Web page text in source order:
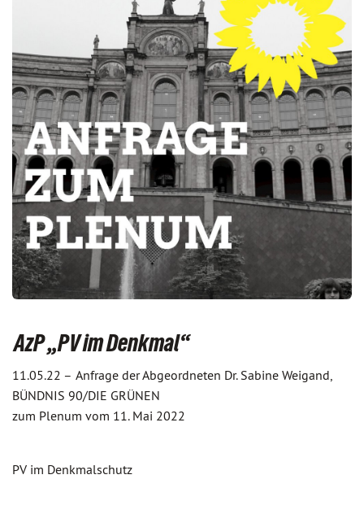
AzP „PV im Denkmal“
11.05.22 – Anfrage der Abgeordneten Dr. Sabine Weigand,
BÜNDNIS 90/DIE GRÜNEN
zum Plenum vom 11. Mai 2022
PV im Denkmalschutz